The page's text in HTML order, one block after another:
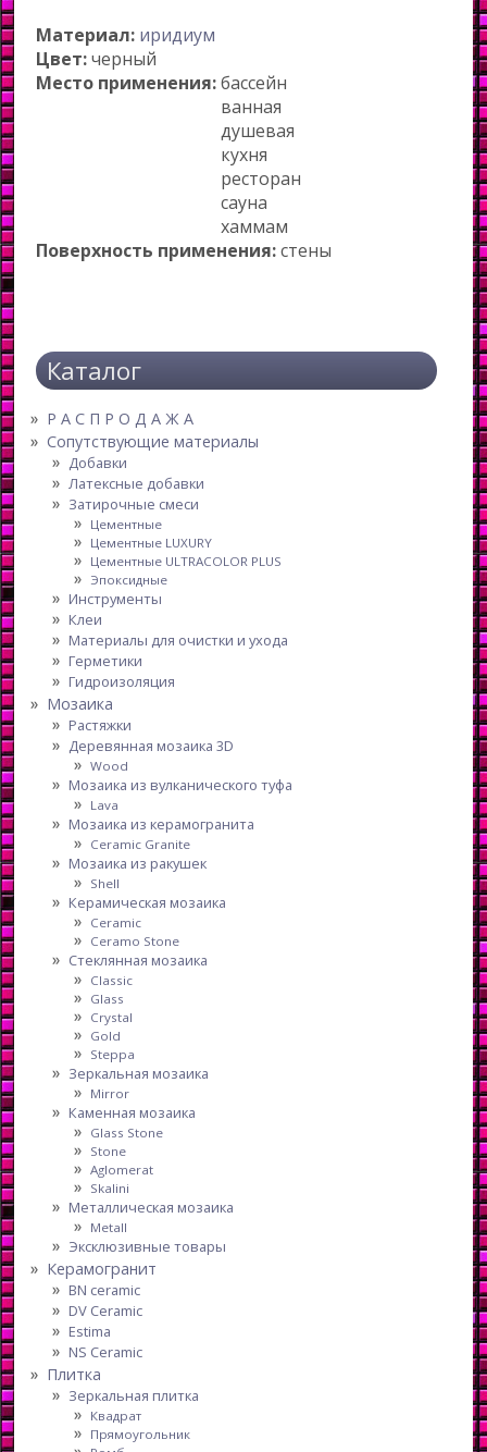
Материал: иридиум
Цвет:черный
Место применения:бассейн
ванная
душевая
кухня
ресторан
сауна
хаммам
Поверхность применения:стены
Каталог
Р А С П Р О Д А Ж А
Сопутствующие материалы
Добавки
Латексные добавки
Затирочные смеси
Цементные
Цементные LUXURY
Цементные ULTRACOLOR PLUS
Эпоксидные
Инструменты
Клеи
Материалы для очистки и ухода
Герметики
Гидроизоляция
Мозаика
Растяжки
Деревянная мозаика 3D
Wood
Мозаика из вулканического туфа
Lava
Мозаика из керамогранита
Ceramic Granite
Мозаика из ракушек
Shell
Керамическая мозаика
Ceramic
Ceramo Stone
Стеклянная мозаика
Classic
Glass
Crystal
Gold
Steppa
Зеркальная мозаика
Mirror
Каменная мозаика
Glass Stone
Stone
Aglomerat
Skalini
Металлическая мозаика
Metall
Эксклюзивные товары
Керамогранит
BN ceramic
DV Ceramic
Estima
NS Ceramic
Плитка
Зеркальная плитка
Квадрат
Прямоугольник